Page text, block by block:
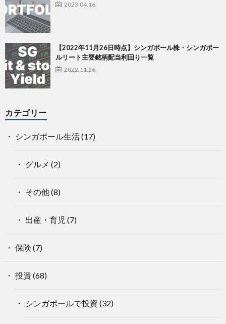
2023.04.16
【2022年11月26日時点】シンガポール株・シンガポー
ルリート主要銘柄配当利回り一覧
2022.11.26
カテゴリー
シンガポール生活(17)
グルメ (2)
その他(8)
出産・育児 (7)
保険 (7)
投資 (68)
シンガポールで投資 (32)